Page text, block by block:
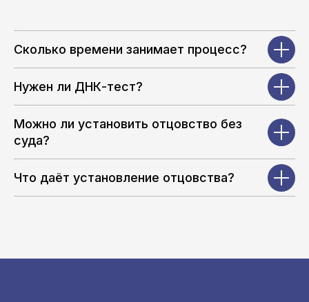
Сколько времени занимает процесс?
Нужен ли ДНК-тест?
Можно ли установить отцовство без
суда?
Что даёт установление отцовства?